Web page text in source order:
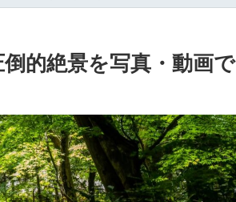
倒的絶景を写真・動画で